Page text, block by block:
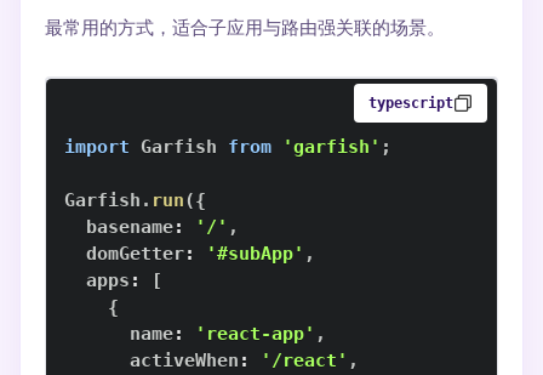
最常用的方式，适合子应用与路由强关联的场景。
typescript
import Garfish from 'garfish' ;
Garfish . run({
  basename
: '/' ,
  domGetter
: '#subApp' ,
  apps
:
[
{
      name
: 'react-app' ,
      activeWhen
: '/react' ,